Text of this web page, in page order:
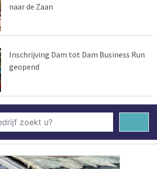
naar de Zaan
Inschrijving Dam tot Dam Business Run
geopend